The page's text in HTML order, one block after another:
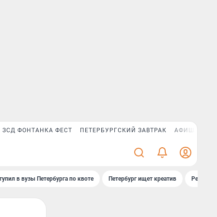
ЗСД ФОНТАНКА ФЕСТ ПЕТЕРБУРГСКИЙ ЗАВТРАК АФИША PLUS
в вузы Петербурга по квоте Петербург ищет креатив